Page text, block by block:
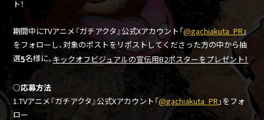
ト！
期間中にTVアニメ『ガチアクタ』公式Xアカウント「@gachiakuta_PR 」
をフォローし、対象のポストをリポストしてくださった方の中から抽
選5名様に、キックオフビジュアルの宣伝用B2ポスターをプレゼント！
○応募方法
1.TVアニメ『ガチアクタ』公式Xアカウント「@gachiakuta_PR 」をフォ
ロー